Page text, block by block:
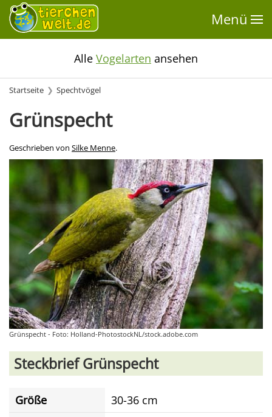
Menü
Alle Vogelarten ansehen
Startseite Spechtvögel
Grünspecht
Geschrieben von Silke Menne.
Grünspecht - Foto: Holland-PhotostockNL/stock.adobe.com
Steckbrief Grünspecht
Größe
30-36 cm